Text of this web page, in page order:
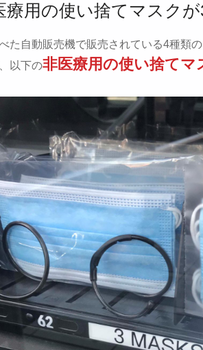
療用の使い捨てマスク
た自動販売機で販売されている4種類
以下の非医療用の使い捨てマ